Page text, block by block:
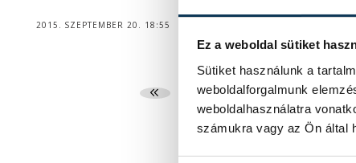
Ez a weboldal sütiket
Sütiket használunk a
weboldalforgalmunk
weboldalhasználatra
számukra vagy az Ön által
2015. SZEPTEMBER 20. 18:55
... 235 236